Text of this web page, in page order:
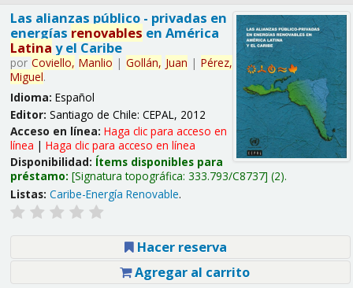
Las alianzas público - privadas en
energías renovables en América
Latina y el Caribe
por Coviello, Manlio | Gollán, Juan | Pérez,
Miguel.
Idioma: Español
Editor: Santiago de Chile: CEPAL, 2012
Acceso en línea: Haga clic para acceso en
línea | Haga clic para acceso en línea
Disponibilidad: Ítems disponibles para
préstamo: Signatura topográfica: 333.793/C8737 (2).
Listas: Caribe-Energía Renovable.
Hacer reserva
Agregar al carrito